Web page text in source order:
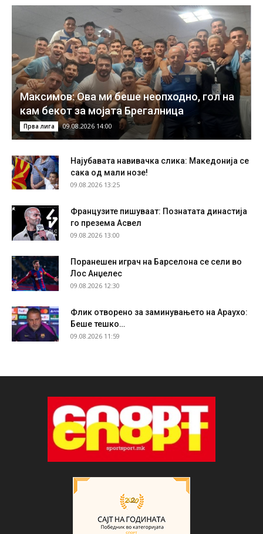
Максимов: Ова ми беше неопходно, гол на
кам бекот за мојата Брегалница
Прва лига 09.08.2026 14:00
Најубавата навивачка слика: Македонија се
сака од мали нозе!
09.08.2026 13:25
Французите пишуваат: Познатата династија
го презема Асвел
09.08.2026 13:00
Поранешен играч на Барселона се сели во
Лос Анџелес
09.08.2026 12:30
Флик отворено за заминувањето на Араухо:
Беше тешко…
09.08.2026 11:59